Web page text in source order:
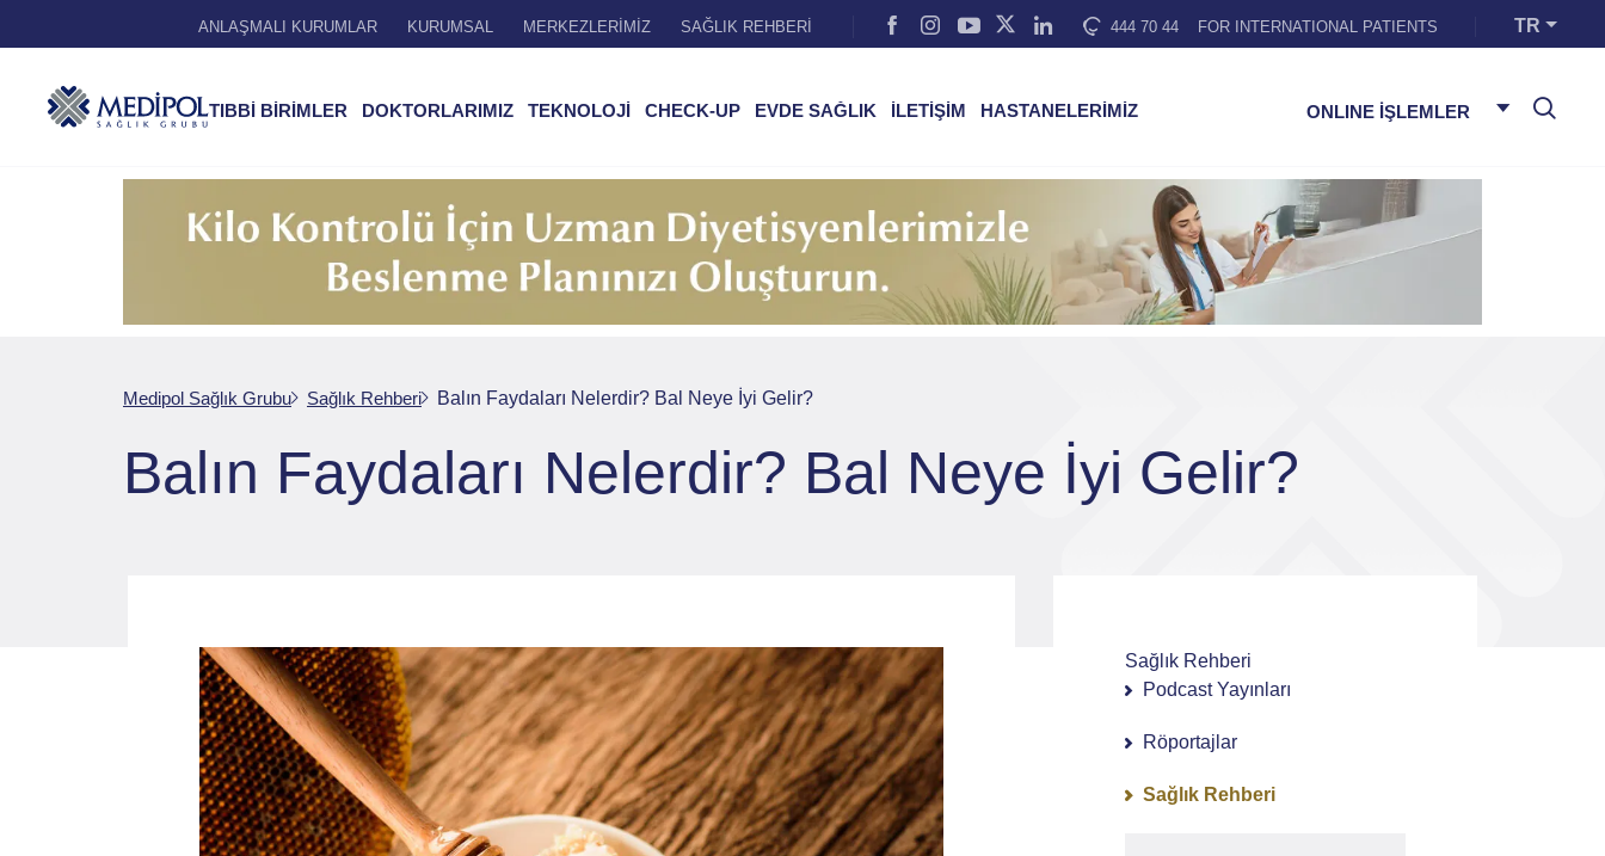
ANLAŞMALI KURUMLAR KURUMSAL MERKEZLERİMİZ SAĞLIK REHBERİ 444 70 44 FOR INTERNATIONAL PATIENTS TR
TIBBİ BİRİMLER DOKTORLARIMIZ TEKNOLOJİ CHECK-UP EVDE SAĞLIK İLETİŞİM HASTANELERİMİZ ONLINE İŞLEMLER
Medipol Sağlık Grubu Sağlık Rehberi Balın Faydaları Nelerdir? Bal Neye İyi Gelir?
Balın Faydaları Nelerdir? Bal Neye İyi Gelir?
Sağlık Rehberi
Podcast Yayınları
Röportajlar
Sağlık Rehberi